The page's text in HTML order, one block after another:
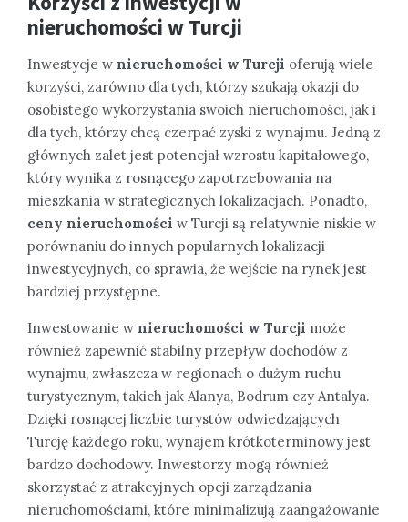
nieruchomości w Turcji
Inwestycje w nieruchomości w Turcji oferują wiele
korzyści, zarówno dla tych, którzy szukają okazji do
osobistego wykorzystania swoich nieruchomości, jak i
dla tych, którzy chcą czerpać zyski z wynajmu. Jedną z
głównych zalet jest potencjał wzrostu kapitałowego,
który wynika z rosnącego zapotrzebowania na
mieszkania w strategicznych lokalizacjach. Ponadto,
ceny nieruchomości w Turcji są relatywnie niskie w
porównaniu do innych popularnych lokalizacji
inwestycyjnych, co sprawia, że wejście na rynek jest
bardziej przystępne.
Inwestowanie w nieruchomości w Turcji może
również zapewnić stabilny przepływ dochodów z
wynajmu, zwłaszcza w regionach o dużym ruchu
turystycznym, takich jak Alanya, Bodrum czy Antalya.
Dzięki rosnącej liczbie turystów odwiedzających
Turcję każdego roku, wynajem krótkoterminowy jest
bardzo dochodowy. Inwestorzy mogą również
skorzystać z atrakcyjnych opcji zarządzania
nieruchomościami, które minimalizują zaangażowanie